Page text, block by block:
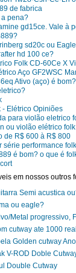
de fabrica
pena?
gd15ce. Vale à
sd20c ou
hd 100 ce?
Folk CD-60Ce X
Aço GF2WSC
Ativo (aço) é bom?
- Elétrico Opiniões
para violão eletrico
ou violão elétrico
de R$ 600 à R$ 800
série performance
é bom? o que é
em nossos outros
Semi acustica
ou eagle?
Metal progressivo,
cutway ate 1000
Golden cutway
V-ROD Doble
Double Cutway